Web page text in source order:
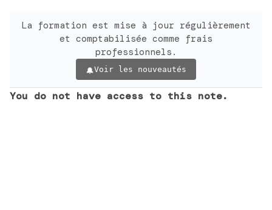
La formation est mise à jour régulièrement
et comptabilisée comme frais
professionnels.
Voir les nouveautés
You do not have access to this note.